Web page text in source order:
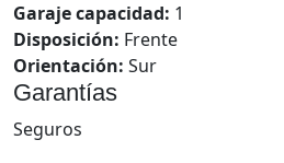
Garaje capacidad: 1
Disposición: Frente
Orientación: Sur
Garantías
Seguros